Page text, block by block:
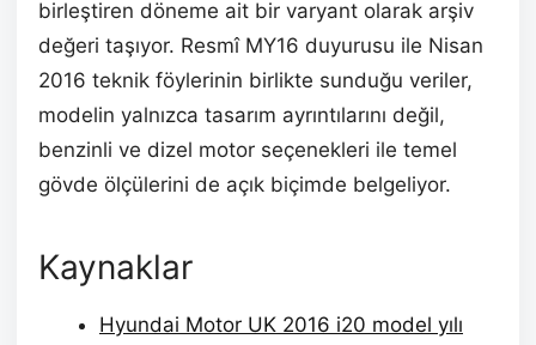
birleştiren döneme ait bir varyant olarak arşiv
değeri taşıyor. Resmî MY16 duyurusu ile Nisan
2016 teknik föylerinin birlikte sunduğu veriler,
modelin yalnızca tasarım ayrıntılarını değil,
benzinli ve dizel motor seçenekleri ile temel
gövde ölçülerini de açık biçimde belgeliyor.
Kaynaklar
Hyundai Motor UK 2016 i20 model yılı